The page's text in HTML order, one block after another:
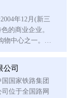
年12月(新三
的商业企业。
物中心之一。乐
公司
国家铁路集团
位于全国路网